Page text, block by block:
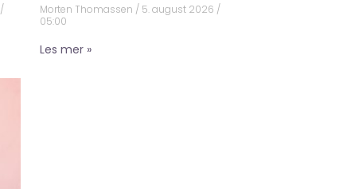
Morten Thomassen
5. august 2026
05:00
Les mer »